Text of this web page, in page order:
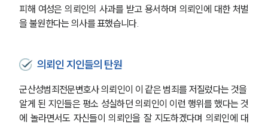
피해 여성은 의뢰인의 사과를 받고 용서하며 의뢰인에 대한 처벌
을 불원한다는 의사를 표했습니다.
의뢰인 지인들의 탄원
군산성범죄전문변호사 의뢰인이 이 같은 범죄를 저질렀다는 것을
알게 된 지인들은 평소 성실하던 의뢰인이 이런 행위를 했다는 것
에 놀라면서도 자신들이 의뢰인을 잘 지도하겠다며 의뢰인에 대